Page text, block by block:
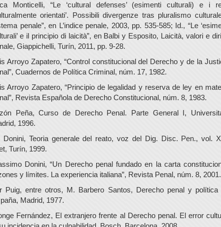
Monticelli, “Le ‘cultural defenses’ (esimenti culturali) e i
orientati’. Possibili divergenze tras pluralismo
penale”, en L’indice penale, 2003, pp. 535-585; Id., “Le
e il principio di laicità”, en Balbi y Esposito, Laicità, valori e
Giappichelli, Turín, 2011, pp. 9-28.
Arroyo Zapatero, “Control constitucional del Derecho y de la
Cuadernos de Política Criminal, núm. 17, 1982.
Arroyo Zapatero, “Principio de legalidad y reserva de ley en
Revista Española de Derecho Constitucional, núm. 8, 1983.
Peña, Curso de Derecho Penal. Parte General I,
1996.
Donini, Teoria generale del reato, voz del Dig. Disc. Pen., vol.
Turín, 1999.
Donini, “Un Derecho penal fundado en la carta
y límites. La experiencia italiana”, Revista Penal, núm. 8, 2001.
Puig, entre otros, M. Barbero Santos, Derecho penal y política
Madrid, 1977.
Fernández, El extranjero frente al Derecho penal. El error